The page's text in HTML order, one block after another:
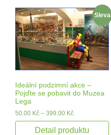
Sleva
Ideální podzimní akce –
Pojďte se pobavit do Muzea
Lega
50.00 Kč – 399.00 Kč
Detail produktu